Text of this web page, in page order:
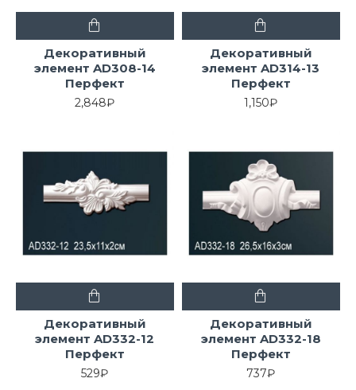
Декоративный
элемент AD308-14
Перфект
2,848₽
Декоративный
элемент AD314-13
Перфект
1,150₽
Декоративный
элемент AD332-12
Перфект
529₽
Декоративный
элемент AD332-18
Перфект
737₽